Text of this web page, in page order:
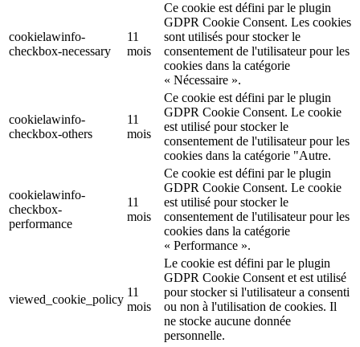
cookielawinfo-
checkbox-necessary
11
mois
Ce cookie est défini par le plugin
GDPR Cookie Consent. Les cookies
sont utilisés pour stocker le
consentement de l'utilisateur pour les
cookies dans la catégorie
« Nécessaire ».
cookielawinfo-
checkbox-others
11
mois
Ce cookie est défini par le plugin
GDPR Cookie Consent. Le cookie
est utilisé pour stocker le
consentement de l'utilisateur pour les
cookies dans la catégorie "Autre.
cookielawinfo-
checkbox-
performance
11
mois
Ce cookie est défini par le plugin
GDPR Cookie Consent. Le cookie
est utilisé pour stocker le
consentement de l'utilisateur pour les
cookies dans la catégorie
« Performance ».
viewed_cookie_policy
11
mois
Le cookie est défini par le plugin
GDPR Cookie Consent et est utilisé
pour stocker si l'utilisateur a consenti
ou non à l'utilisation de cookies. Il
ne stocke aucune donnée
personnelle.